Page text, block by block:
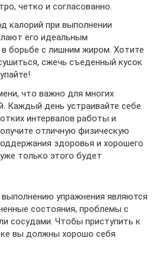
четко и согласованно.
калорий при выполнении
его идеальным
борьбе с лишним жиром. Хотите
сжечь съеденный кусок
что важно для многих
Каждый день устраивайте себе
интервалов работы и
отличную физическую
здоровья и хорошего
только этого будет
упражнения являются
состояния, проблемы с
сосудами. Чтобы приступить к
вы должны хорошо себя